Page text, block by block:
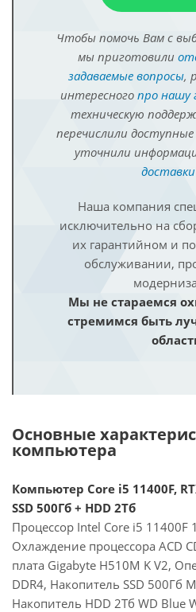
Чтобы помочь Вам с
мы приготовили
задаваемые вопросы,
интересного про нашу
техническую
перечислили доступные
уточнили
Наша компания
исключительно на
их гарантийном и
обслуживании,
Мы не стараемся
стремимся быть
Основные
компьютера
Компьютер Core i5 11400F,
SSD 500Гб + HDD 2Тб
Процессор Intel Core i5 11400F
Охлаждение процессора ACD
плата Gigabyte H510M K V2,
DDR4, Накопитель SSD 500Гб
Накопитель HDD 2Тб WD Blue